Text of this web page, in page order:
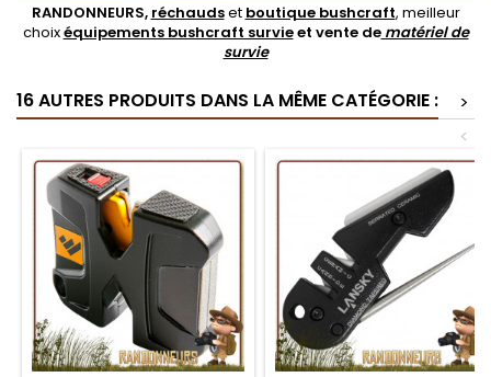
RANDONNEURS, réchaudset boutique bushcraft, meilleur
choixéquipements bushcraft survieet vente dematériel de
survie
16 AUTRES PRODUITS DANS LA MÊME CATÉGORIE :
>
<